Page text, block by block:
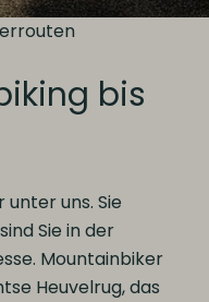
bis
unter uns. Sie
Sie in der
Mountainbiker
Heuvelrug, das